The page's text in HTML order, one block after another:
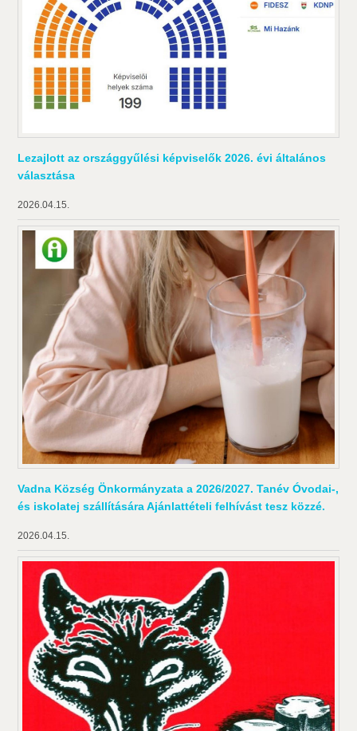
Lezajlott az országgyűlési képviselők 2026. évi általános
választása
2026.04.15.
Vadna Község Önkormányzata a 2026/2027. Tanév Óvodai-,
és iskolatej szállítására Ajánlattételi felhívást tesz közzé.
2026.04.15.